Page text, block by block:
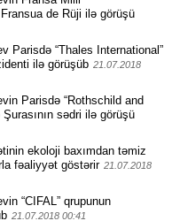
de Rüji ilə görüşü
Parisdə “Thales International”
ilə görüşüb 21.07.2018
Parisdə “Rothschild and
sədri ilə görüşü
ekoloji baxımdan təmiz
fəaliyyət göstərir 21.07.2018
“CIFAL” qrupunun
21.07.2018 00:41